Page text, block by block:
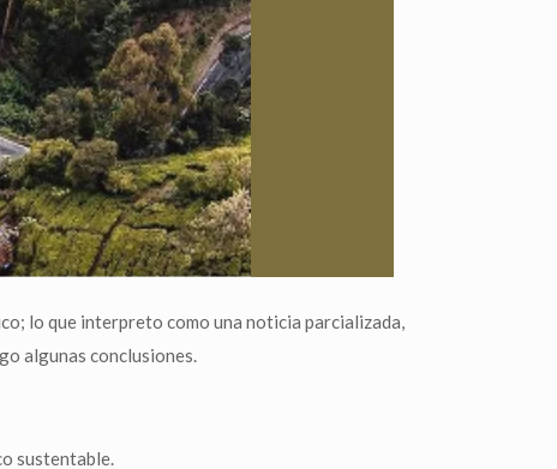
lo que interpreto como una noticia parcializada,
algunas conclusiones.
sustentable.